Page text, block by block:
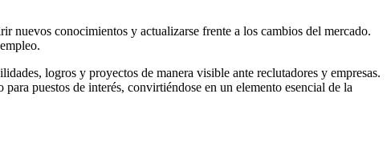
nuevos conocimientos y actualizarse frente a los cambios del mercado.
logros y proyectos de manera visible ante reclutadores y empresas.
puestos de interés, convirtiéndose en un elemento esencial de la